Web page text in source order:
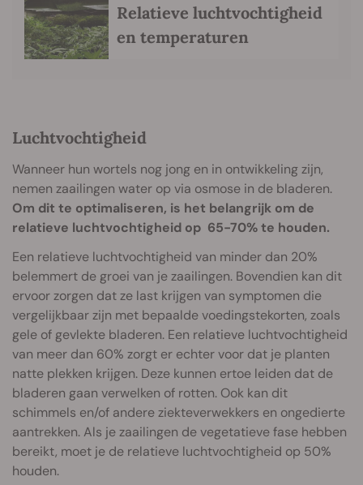
Relatieve luchtvochtigheid
en temperaturen
Luchtvochtigheid
Wanneer hun wortels nog jong en in ontwikkeling zijn,
nemen zaailingen water op via osmose in de bladeren.
Om dit te optimaliseren, is het belangrijk om de
relatieve luchtvochtigheid op 65-70% te houden.
Een relatieve luchtvochtigheid van minder dan 20%
belemmert de groei van je zaailingen. Bovendien kan dit
ervoor zorgen dat ze last krijgen van symptomen die
vergelijkbaar zijn met bepaalde voedingstekorten, zoals
gele of gevlekte bladeren. Een relatieve luchtvochtigheid
van meer dan 60% zorgt er echter voor dat je planten
natte plekken krijgen. Deze kunnen ertoe leiden dat de
bladeren gaan verwelken of rotten. Ook kan dit
schimmels en/of andere ziekteverwekkers en ongedierte
aantrekken. Als je zaailingen de vegetatieve fase hebben
bereikt, moet je de relatieve luchtvochtigheid op 50%
houden.